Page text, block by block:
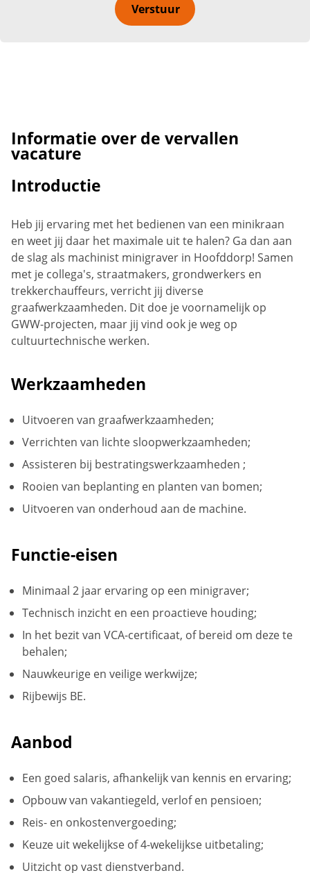
Verstuur
Informatie over de vervallen
vacature
Introductie
Heb jij ervaring met het bedienen van een minikraan
en weet jij daar het maximale uit te halen? Ga dan aan
de slag als machinist minigraver in Hoofddorp! Samen
met je collega's, straatmakers, grondwerkers en
trekkerchauffeurs, verricht jij diverse
graafwerkzaamheden. Dit doe je voornamelijk op
GWW-projecten, maar jij vind ook je weg op
cultuurtechnische werken.
Werkzaamheden
Uitvoeren van graafwerkzaamheden;
Verrichten van lichte sloopwerkzaamheden;
Assisteren bij bestratingswerkzaamheden ;
Rooien van beplanting en planten van bomen;
Uitvoeren van onderhoud aan de machine.
Functie-eisen
Minimaal 2 jaar ervaring op een minigraver;
Technisch inzicht en een proactieve houding;
In het bezit van VCA-certificaat, of bereid om deze te
behalen;
Nauwkeurige en veilige werkwijze;
Rijbewijs BE.
Aanbod
Een goed salaris, afhankelijk van kennis en ervaring;
Opbouw van vakantiegeld, verlof en pensioen;
Reis- en onkostenvergoeding;
Keuze uit wekelijkse of 4-wekelijkse uitbetaling;
Uitzicht op vast dienstverband.